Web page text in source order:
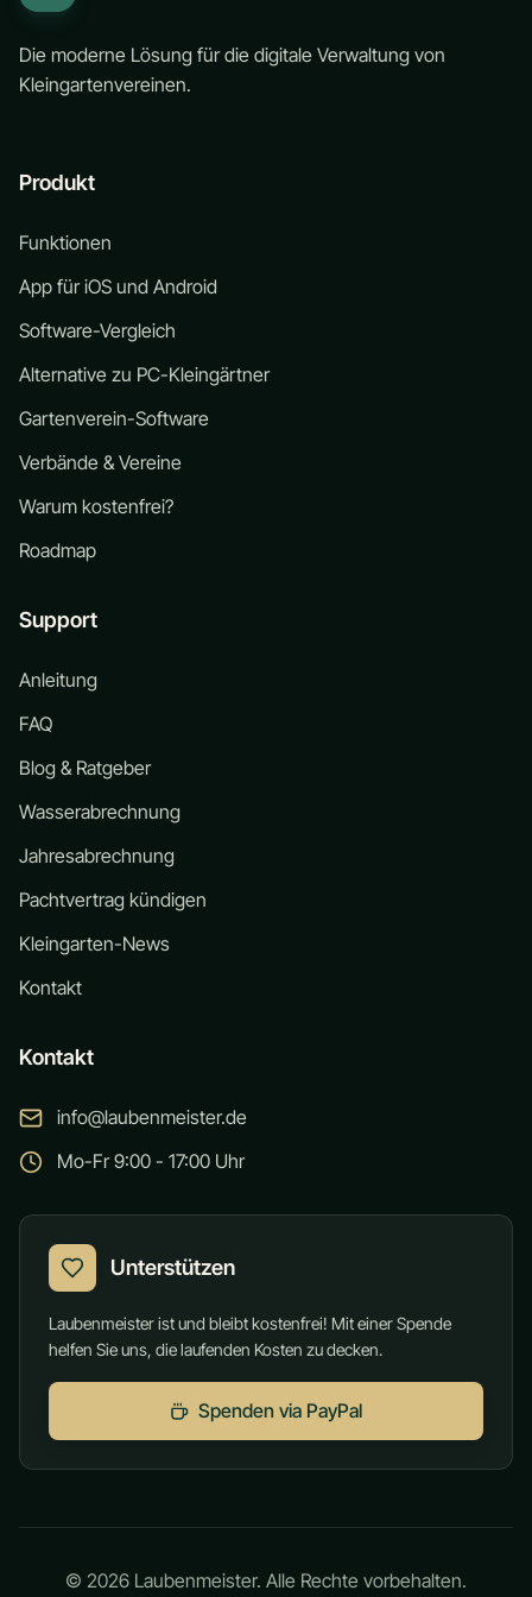
Die moderne Lösung für die digitale Verwaltung von
Kleingartenvereinen.
Produkt
Funktionen
App für iOS und Android
Software-Vergleich
Alternative zu PC-Kleingärtner
Gartenverein-Software
Verbände & Vereine
Warum kostenfrei?
Roadmap
Support
Anleitung
FAQ
Blog & Ratgeber
Wasserabrechnung
Jahresabrechnung
Pachtvertrag kündigen
Kleingarten-News
Kontakt
Kontakt
info@laubenmeister.de
Mo-Fr 9:00 - 17:00 Uhr
Unterstützen
Laubenmeister ist und bleibt kostenfrei! Mit einer Spende
helfen Sie uns, die laufenden Kosten zu decken.
Spenden via PayPal
© 2026 Laubenmeister. Alle Rechte vorbehalten.